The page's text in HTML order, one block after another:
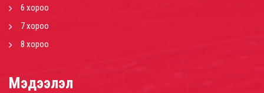
6 хороо
7 хороо
8 хороо
Мэдээлэл